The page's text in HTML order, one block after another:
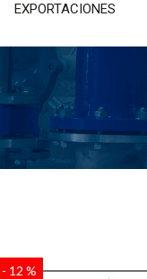
EXPORTACIONES
- 12 %